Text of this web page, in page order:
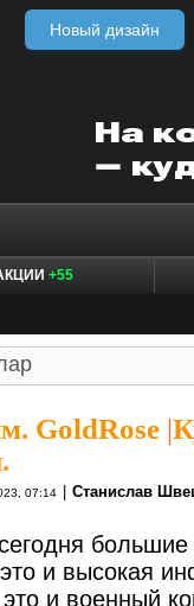
Новый дизайн
+55
GoldRose |
07:14 Станислав
и высокая
и военный